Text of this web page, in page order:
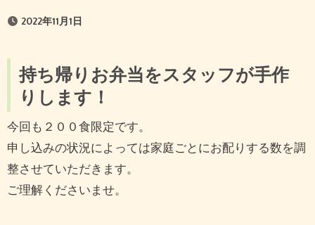
2022年11月1日
持ち帰りお弁当をスタッフが手作
りします！
今回も２００食限定です。
申し込みの状況によっては家庭ごとにお配りする数を調
整させていただきます。
ご理解くださいませ。